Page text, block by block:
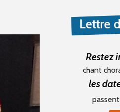
Lettre
Restez
chant
les
passent